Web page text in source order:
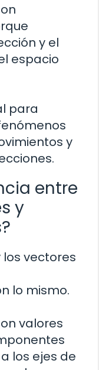
y el
espacio
para
y
entre
y
los vectores
lo mismo.
valores
los ejes de